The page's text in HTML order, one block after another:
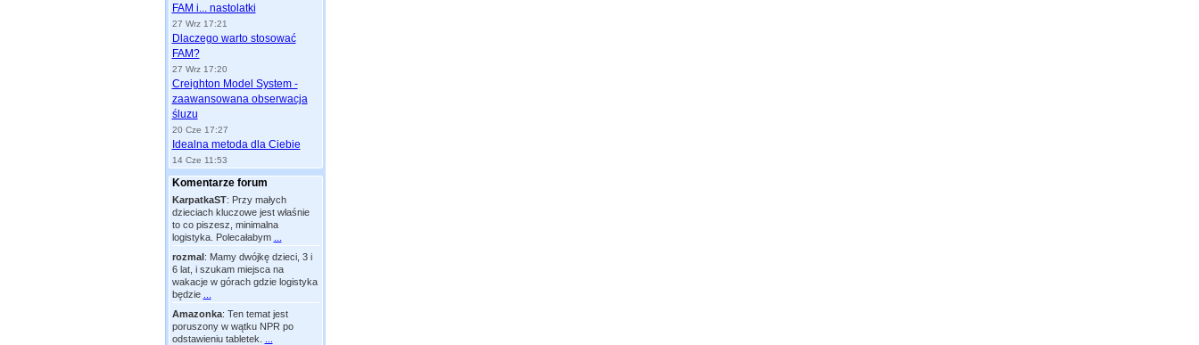
FAM i... nastolatki
27 Wrz 17:21
Dlaczego warto stosować
FAM?
27 Wrz 17:20
Creighton Model System -
zaawansowana obserwacja
śluzu
20 Cze 17:27
Idealna metoda dla Ciebie
14 Cze 11:53
Komentarze forum
KarpatkaST: Przy małych
dzieciach kluczowe jest właśnie
to co piszesz, minimalna
logistyka. Polecałabym
rozmal: Mamy dwójkę dzieci, 3 i
6 lat, i szukam miejsca na
wakacje w górach gdzie logistyka
będzie
Amazonka: Ten temat jest
poruszony w wątku NPR po
odstawieniu tabletek.